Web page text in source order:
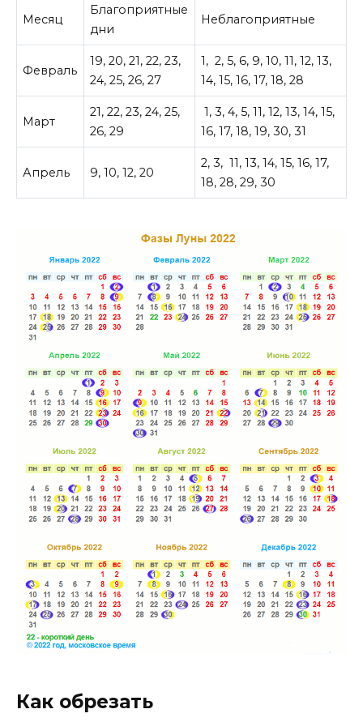
Месяц
Благоприятные
дни
Неблагоприятные
Февраль
19, 20, 21, 22, 23,
24, 25, 26, 27
1, 2, 5, 6, 9, 10, 11, 12, 13,
14, 15, 16, 17, 18, 28
Март
21, 22, 23, 24, 25,
26, 29
1, 3, 4, 5, 11, 12, 13, 14, 15,
16, 17, 18, 19, 30, 31
Апрель 9, 10, 12, 20
2, 3, 11, 13, 14, 15, 16, 17,
18, 28, 29, 30
Как обрезать